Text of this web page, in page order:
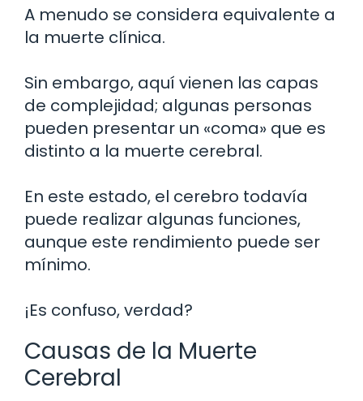
A menudo se considera equivalente a
la muerte clínica.
Sin embargo, aquí vienen las capas
de complejidad; algunas personas
pueden presentar un «coma» que es
distinto a la muerte cerebral.
En este estado, el cerebro todavía
puede realizar algunas funciones,
aunque este rendimiento puede ser
mínimo.
¡Es confuso, verdad?
Causas de la Muerte
Cerebral